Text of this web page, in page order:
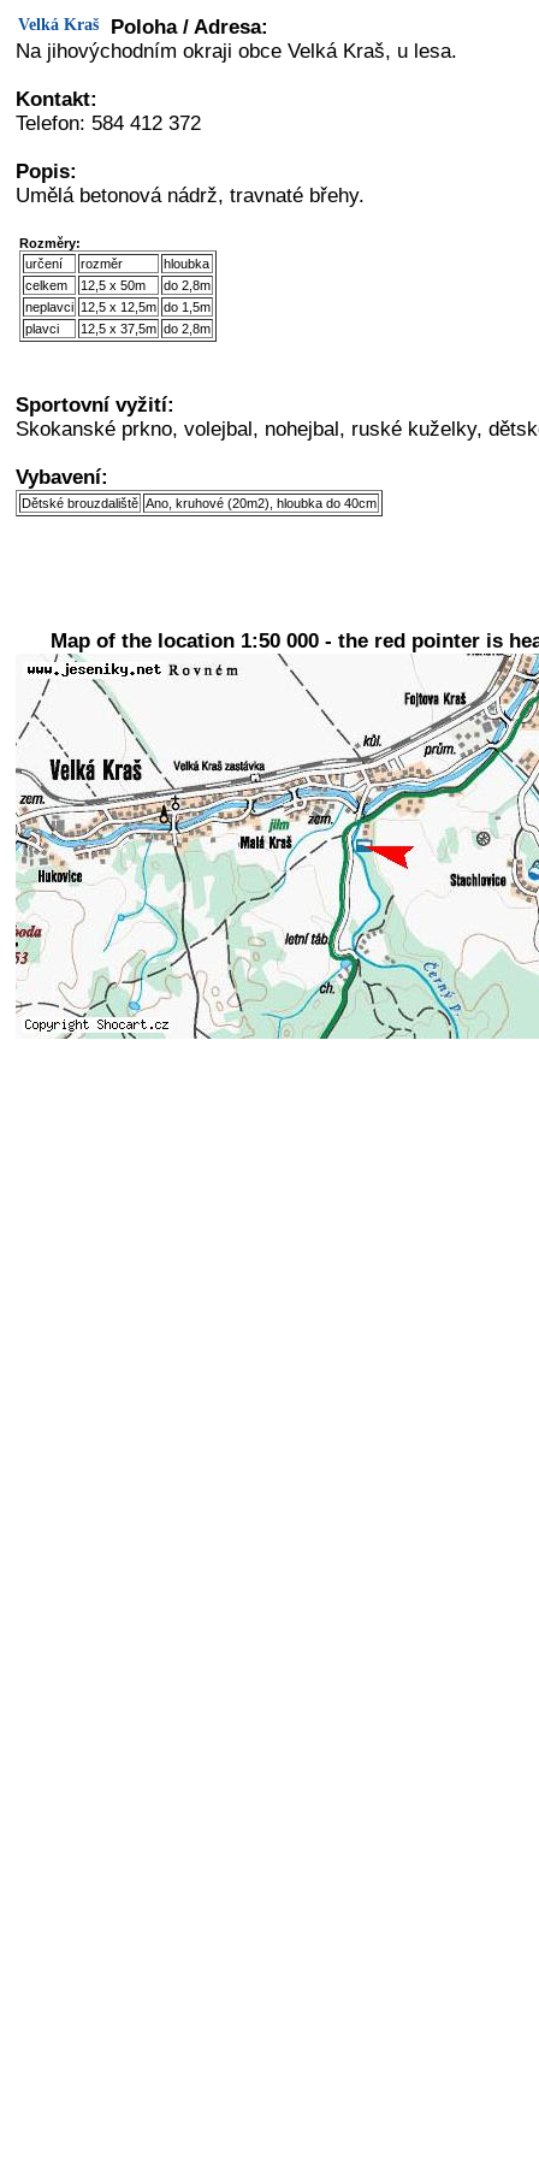
Velká Kraš
Poloha / Adresa:
Na jihovýchodním okraji obce Velká Kraš, u lesa.
Kontakt:
Telefon: 584 412 372
Popis:
Umělá betonová nádrž, travnaté břehy.
Rozměry:
určení
rozměr
hloubka
celkem
12,5 x 50m
do 2,8m
neplavci 12,5 x 12,5m do 1,5m
plavci
12,5 x 37,5m do 2,8m
Sportovní vyžití:
Skokanské prkno, volejbal, nohejbal, ruské kuželky,
Vybavení:
Dětské brouzdaliště Ano, kruhové (20m2), hloubka do 40cm
Map of the location 1:50 000 - the red pointer is